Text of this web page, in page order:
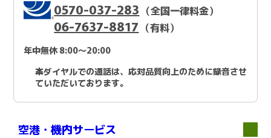
0570-037-283 （全国一律料金）
06-7637-8817 （有料）
年中無休 8:00～20:00
本ダイヤルでの通話は、応対品質向上のために録音させ
ていただいております。
空港・機内サービス